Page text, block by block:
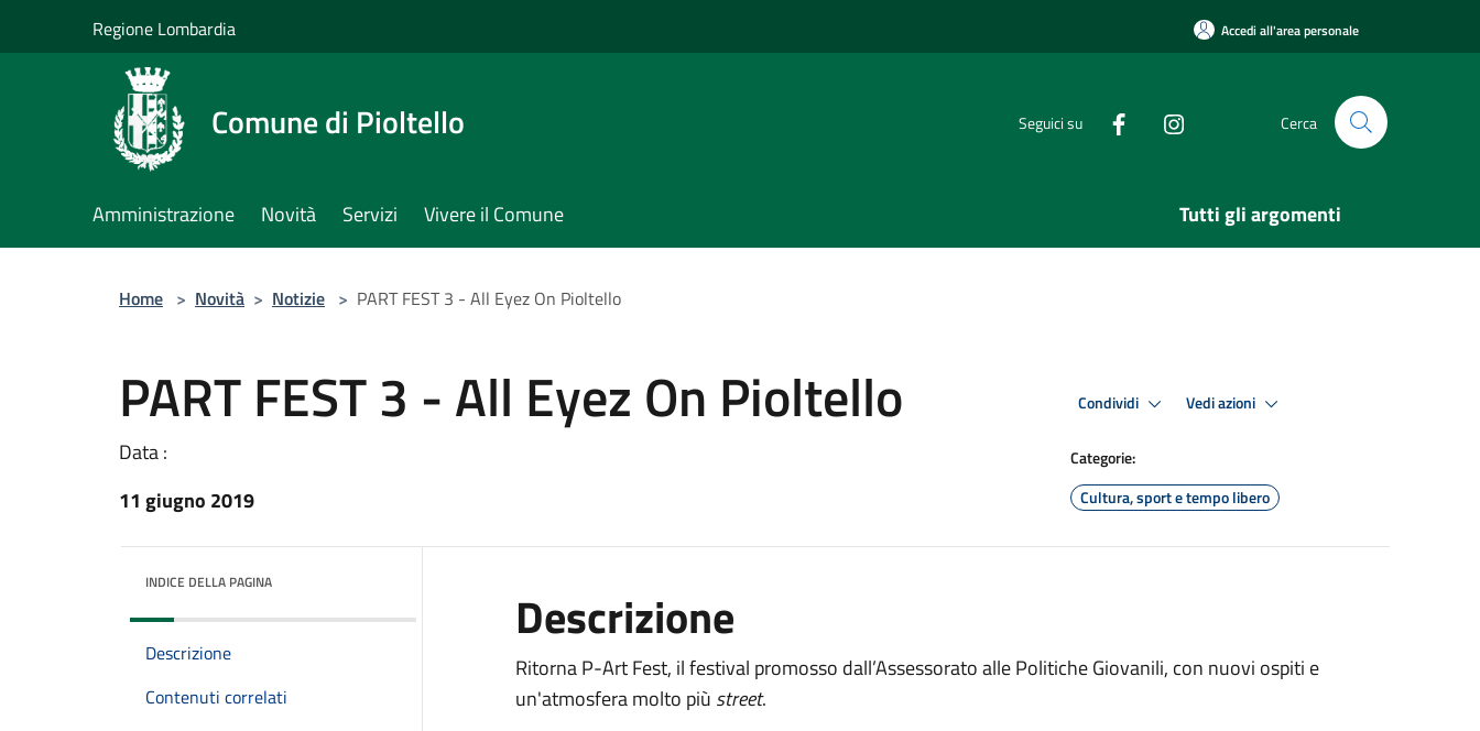
Regione Lombardia Accedi all'area personale
Comune di Pioltello Seguici su Cerca
Amministrazione Novità Servizi Vivere il Comune Tutti gli argomenti
Home > Novità > Notizie > PART FEST 3 - All Eyez On Pioltello
PART FEST 3 - All Eyez On Pioltello
Data :
11 giugno 2019
Condividi Vedi azioni
Categorie:
Cultura, sport e tempo libero
INDICE DELLA PAGINA
Descrizione
Contenuti correlati
Descrizione
Ritorna P-Art Fest, il festival promosso dall’Assessorato alle Politiche Giovanili, con nuovi ospiti e
un'atmosfera molto più street.